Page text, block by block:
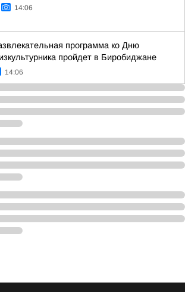
14:06
программа ко Дню
пройдет в Биробиджане
14:06